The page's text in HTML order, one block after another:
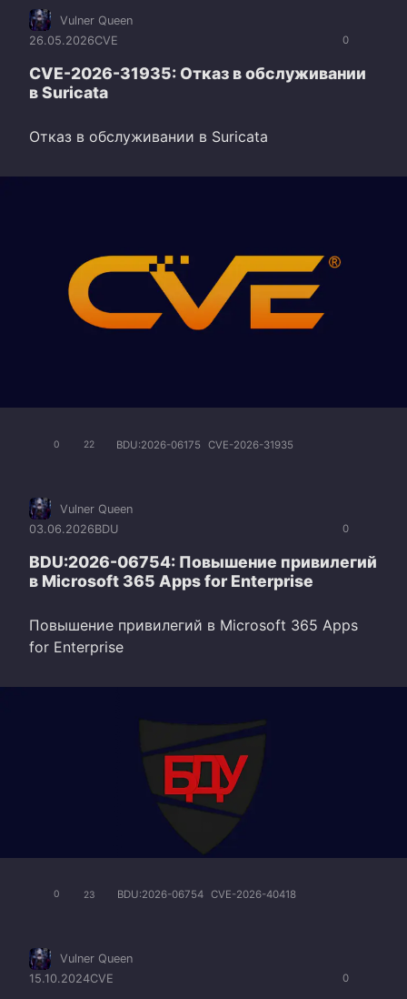
0
Vulner Queen
26.05.2026CVE
CVE-2026-31935: Отказ в обслуживании
в Suricata
Отказ в обслуживании в Suricata
0 22 BDU:2026-06175 CVE-2026-31935
0
Vulner Queen
03.06.2026BDU
BDU:2026-06754: Повышение привилегий
в Microsoft 365 Apps for Enterprise
Повышение привилегий в Microsoft 365 Apps
for Enterprise
0 23 BDU:2026-06754 CVE-2026-40418
0
Vulner Queen
15.10.2024CVE